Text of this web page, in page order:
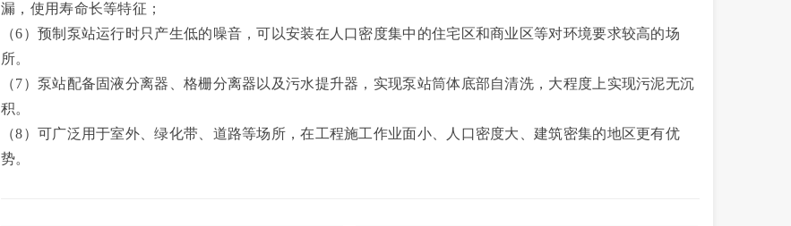
漏，使用寿命长等特征；
（6）预制泵站运行时只产生低的噪音，可以安装在人口密度集中的住宅区和商业区等对环境要求较高的场
所。
（7）泵站配备固液分离器、格栅分离器以及污水提升器，实现泵站筒体底部自清洗，大程度上实现污泥无沉
积。
（8）可广泛用于室外、绿化带、道路等场所，在工程施工作业面小、人口密度大、建筑密集的地区更有优
势。